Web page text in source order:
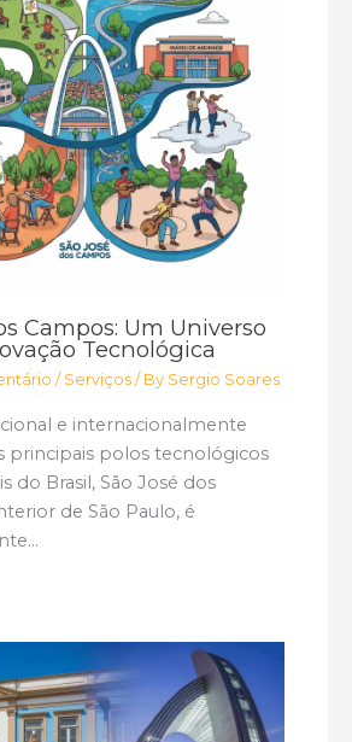
Campos: Um Universo
Tecnológica
/ Serviços / By Sergio Soares
e internacionalmente
principais polos tecnológicos
do Brasil, São José dos
de São Paulo, é